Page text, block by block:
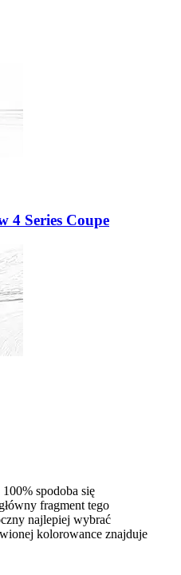
4 Series Coupe
100% spodoba się
fragment tego
najlepiej wybrać
kolorowance znajduje